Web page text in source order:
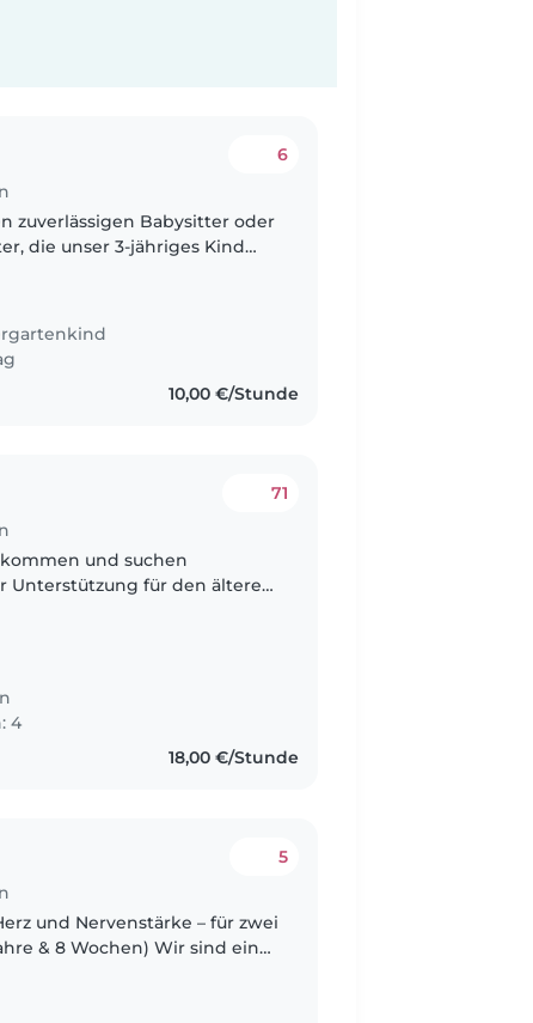
6
zuverlässigen Babysitter oder
die unser 3-jähriges Kind
10,00 €/Stunde
71
und suchen
Unterstützung für den älteren
4
18,00 €/Stunde
5
und Nervenstärke – für zwei
Wir sind eine